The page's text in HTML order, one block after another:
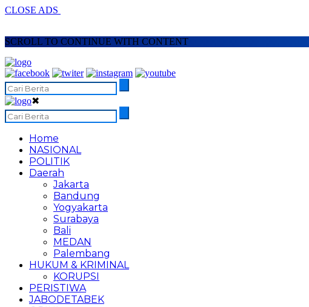
CLOSE ADS
SCROLL TO CONTINUE WITH CONTENT
✖
Home
NASIONAL
POLITIK
Daerah
Jakarta
Bandung
Yogyakarta
Surabaya
Bali
MEDAN
Palembang
HUKUM & KRIMINAL
KORUPSI
PERISTIWA
JABODETABEK